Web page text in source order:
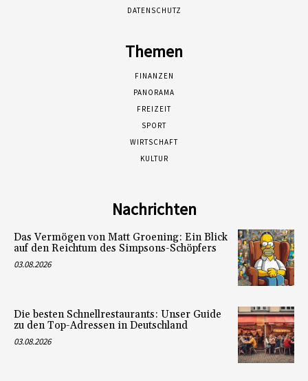
DATENSCHUTZ
Themen
FINANZEN
PANORAMA
FREIZEIT
SPORT
WIRTSCHAFT
KULTUR
Nachrichten
Das Vermögen von Matt Groening: Ein Blick
auf den Reichtum des Simpsons-Schöpfers
03.08.2026
Die besten Schnellrestaurants: Unser Guide
zu den Top-Adressen in Deutschland
03.08.2026